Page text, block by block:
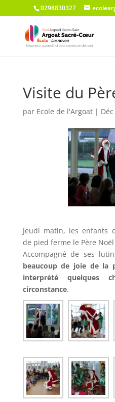
0298830327
Visite du
par Ecole de l'Argoat|
Jeudi matin, les enfants
de pied ferme le Père
Accompagné de ses
beaucoup de joie de la
interprété quelques
circonstance.